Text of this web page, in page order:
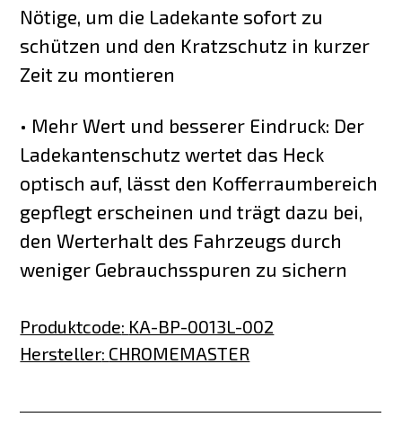
Nötige, um die Ladekante sofort zu
schützen und den Kratzschutz in kurzer
Zeit zu montieren
• Mehr Wert und besserer Eindruck: Der
Ladekantenschutz wertet das Heck
optisch auf, lässt den Kofferraumbereich
gepflegt erscheinen und trägt dazu bei,
den Werterhalt des Fahrzeugs durch
weniger Gebrauchsspuren zu sichern
Produktcode: KA-BP-0013L-002
Hersteller: CHROMEMASTER